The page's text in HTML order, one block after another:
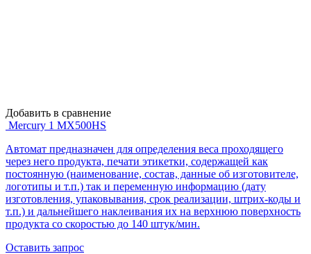
Добавить в сравнение
Mercury 1 MX500HS
Автомат предназначен для определения веса проходящего
через него продукта, печати этикетки, содержащей как
постоянную (наименование, состав, данные об изготовителе,
логотипы и т.п.) так и переменную информацию (дату
изготовления, упаковывания, срок реализации, штрих-коды и
т.п.) и дальнейшего наклеивания их на верхнюю поверхность
продукта со скоростью до 140 штук/мин.
Оставить запрос